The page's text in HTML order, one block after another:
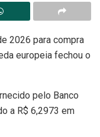
2026 para compra
europeia fechou o
pelo Banco
a R$ 6,2973 em